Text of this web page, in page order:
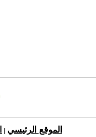
الموقع الرئيسي